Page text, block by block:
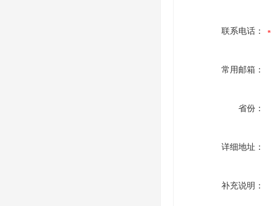
联系电话：
常用邮箱：
省份：
详细地址：
补充说明：